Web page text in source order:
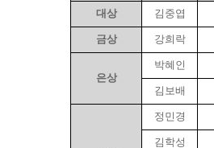
대상 김중엽
금상 강희락
은상
박혜인
김보배
정민경
김학성